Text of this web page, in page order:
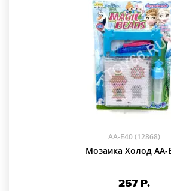
AA-E40 (12868)
Мозаика Холод AA-
257Р.